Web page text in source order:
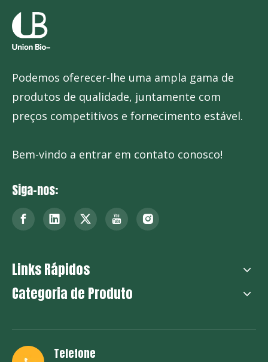
Podemos oferecer-lhe uma ampla gama de
produtos de qualidade, juntamente com
preços competitivos e fornecimento estável.
Bem-vindo a entrar em contato conosco!
Siga-nos:
Links Rápidos
Categoria de Produto
Telefone